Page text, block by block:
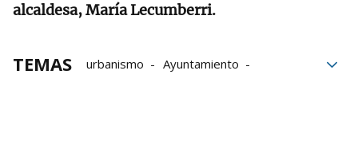
alcaldesa, María Lecumberri.
TEMAS urbanismo
Ayuntamiento